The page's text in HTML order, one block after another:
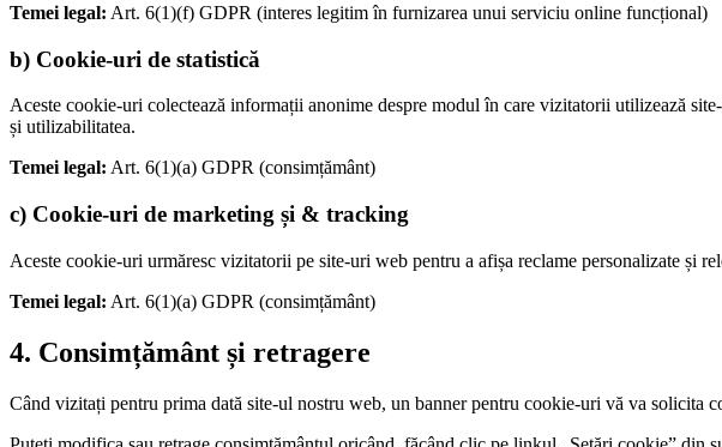
Temei legal: Art. 6(1)(f) GDPR (interes legitim în furnizarea unui serviciu online funcțional)
b) Cookie-uri de statistică
Aceste cookie-uri colectează informații anonime despre modul în care vizitatorii utilizează
și utilizabilitatea.
Temei legal: Art. 6(1)(a) GDPR (consimțământ)
c) Cookie-uri de marketing și & tracking
Aceste cookie-uri urmăresc vizitatorii pe site-uri web pentru a afișa reclame personalizate și
Temei legal: Art. 6(1)(a) GDPR (consimțământ)
4. Consimțământ și retragere
Când vizitați pentru prima dată site-ul nostru web, un banner pentru cookie-uri vă va solicita